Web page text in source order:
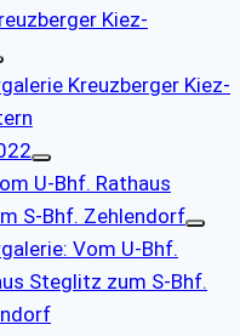
Kiez-
Kreuzberger Kiez-
U-Bhf. Rathaus
S-Bhf. Zehlendorf
Vom U-Bhf.
Steglitz zum S-Bhf.